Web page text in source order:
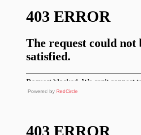
Powered by RedCircle